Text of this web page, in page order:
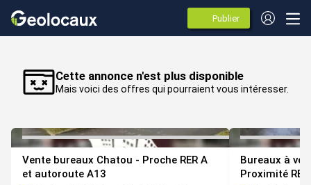
Publier
des
annonces
Cette annonce n'est plus disponible
Mais voici des offres qui pourraient vous intéresser.
VOIR TOUTES LES PHOTOS
Vente bureaux Chatou - Proche RER A
et autoroute A13
Bureaux à
Proximité